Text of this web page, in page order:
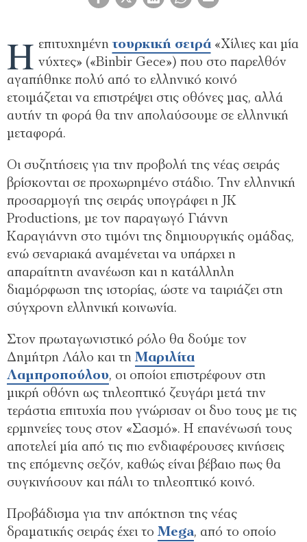
Η επιτυχημένητουρκική σειρά«Χίλιες και μία
νύχτες» («Binbir Gece») που στο παρελθόν
αγαπήθηκε πολύ από το ελληνικό κοινό
ετοιμάζεται να επιστρέψει στις οθόνες μας, αλλά
αυτήν τη φορά θα την απολαύσουμε σε ελληνική
μεταφορά.
Οι συζητήσεις για την προβολή της νέας σειράς
βρίσκονται σε προχωρημένο στάδιο. Την ελληνική
προσαρμογή της σειράς υπογράφει η JK
Productions, με τον παραγωγό Γιάννη
Καραγιάννη στο τιμόνι της δημιουργικής ομάδας,
ενώ σεναριακά αναμένεται να υπάρχει η
απαραίτητη ανανέωση και η κατάλληλη
διαμόρφωση της ιστορίας, ώστε να ταιριάζει στη
σύγχρονη ελληνική κοινωνία.
Στον πρωταγωνιστικό ρόλο θα δούμε τον
Δημήτρη Λάλο και τη Μαριλίτα
Λαμπροπούλου, οι οποίοι επιστρέφουν στη
μικρή οθόνη ως τηλεοπτικό ζευγάρι μετά την
τεράστια επιτυχία που γνώρισαν οι δυο τους με τις
ερμηνείες τους στον «Σασμό». Η επανένωσή τους
αποτελεί μία από τις πιο ενδιαφέρουσες κινήσεις
της επόμενης σεζόν, καθώς είναι βέβαιο πως θα
συγκινήσουν και πάλι το τηλεοπτικό κοινό.
Προβάδισμα για την απόκτηση της νέας
δραματικής σειράς έχει το Mega, από το οποίο